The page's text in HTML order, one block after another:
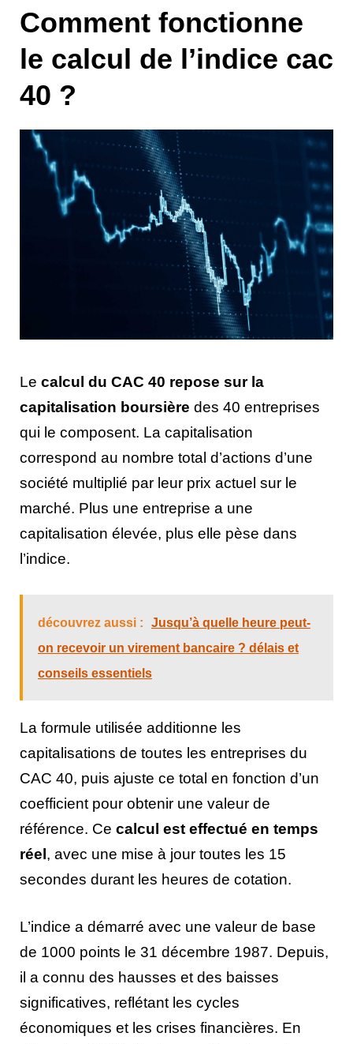
Comment fonctionne
le calcul de l’indice cac
40 ?
Le calcul du CAC 40 repose sur la
capitalisation boursière des 40 entreprises
qui le composent. La capitalisation
correspond au nombre total d’actions d’une
société multiplié par leur prix actuel sur le
marché. Plus une entreprise a une
capitalisation élevée, plus elle pèse dans
l’indice.
découvrez aussi :
Jusqu’à quelle heure peut-
on recevoir un virement bancaire ? délais et
conseils essentiels
La formule utilisée additionne les
capitalisations de toutes les entreprises du
CAC 40, puis ajuste ce total en fonction d’un
coefficient pour obtenir une valeur de
référence. Ce calcul est effectué en temps
réel, avec une mise à jour toutes les 15
secondes durant les heures de cotation.
L’indice a démarré avec une valeur de base
de 1000 points le 31 décembre 1987. Depuis,
il a connu des hausses et des baisses
significatives, reflétant les cycles
économiques et les crises financières. En